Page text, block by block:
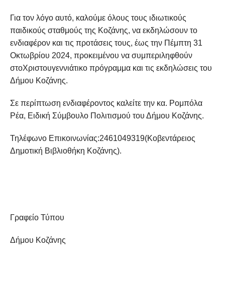
Για τον λόγο αυτό, καλούμε όλους τους ιδιωτικούς
παιδικούς σταθμούς της Κοζάνης, να εκδηλώσουν το
ενδιαφέρον και τις προτάσεις τους, έως την Πέμπτη 31
Οκτωβρίου 2024, προκειμένου να συμπεριληφθούν
στοΧριστουγεννιάτικο πρόγραμμα και τις εκδηλώσεις του
Δήμου Κοζάνης.
Σε περίπτωση ενδιαφέροντος καλείτε την κα. Ρομπόλα
Ρέα, Ειδική Σύμβουλο Πολιτισμού του Δήμου Κοζάνης.
Τηλέφωνο Επικοινωνίας:2461049319(Κοβεντάρειος
Δημοτική Βιβλιοθήκη Κοζάνης).
Γραφείο Τύπου
Δήμου Κοζάνης